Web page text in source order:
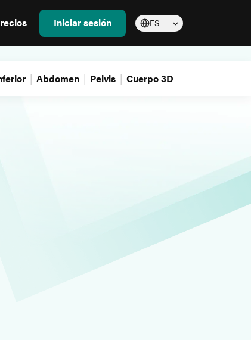
Iniciar sesión ES
Abdomen Pelvis Cuerpo 3D